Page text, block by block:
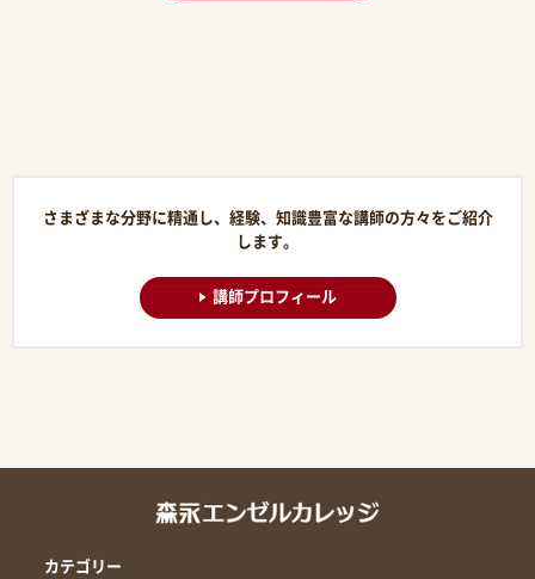
さまざまな分野に精通し、経験、知識豊富な講師の方々をご紹介
します。
講師プロフィール
カテゴリー